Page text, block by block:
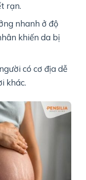
rạn.
nhanh ở độ
khiến da bị
có cơ địa dễ
khác.